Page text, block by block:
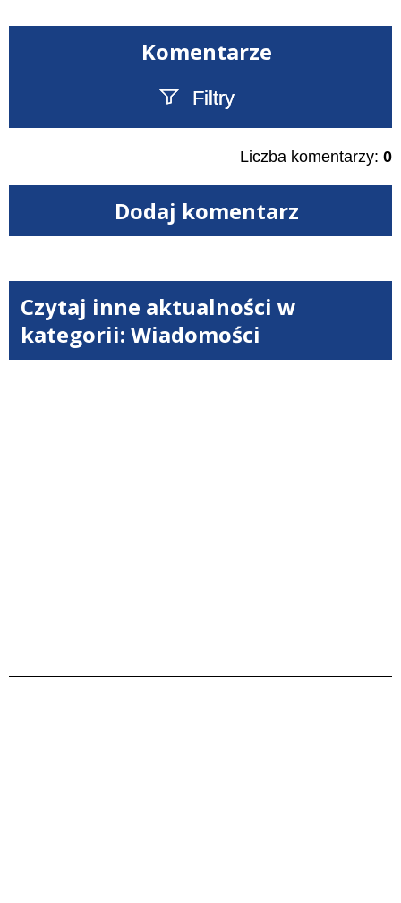
Komentarze
Filtry
Liczba komentarzy: 0
Dodaj komentarz
Czytaj inne aktualności w
kategorii: Wiadomości